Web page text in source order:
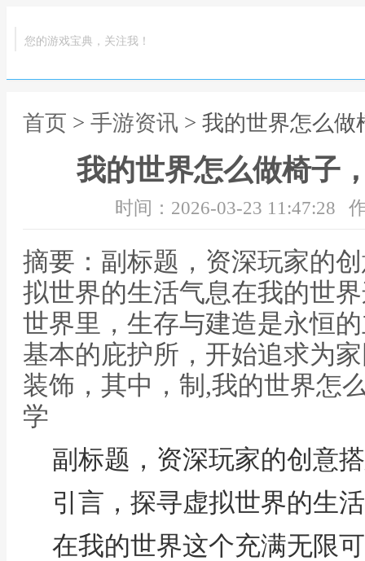
您的游戏宝典，关注我！
首页 > 手游资讯 > 我的世界怎么
我的世界怎么做椅子
时间：2026-03-23 11:47:28
摘要：副标题，资深玩家的
拟世界的生活气息在我的世
世界里，生存与建造是永恒
基本的庇护所，开始追求为
装饰，其中，制,我的世界怎
学
副标题，资深玩家的创意
引言，探寻虚拟世界的生
在我的世界这个充满无限